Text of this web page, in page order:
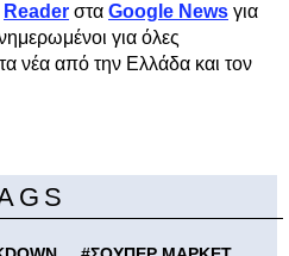
Reader στα Google News για
για όλες
τα νέα από την Ελλάδα και τον